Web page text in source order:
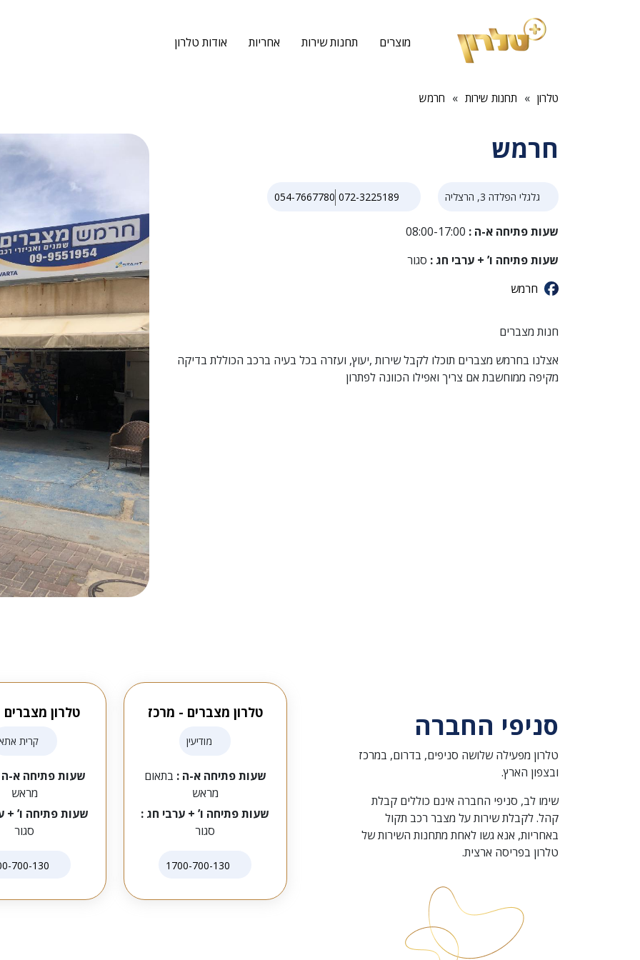
מוצרים תחנות שירות אחריות אודות טלרון
טלרון » תחנות שירות » חרמש
חרמש
גלגלי הפלדה 3, הרצליה 072-3225189
054-7667780
שעות פתיחה א-ה : 08:00-17:00
שעות פתיחה ו’ + ערבי חג : סגור
חרמש
חנות מצברים
אצלנו בחרמש מצברים תוכלו לקבל שירות ,יעוץ, ועזרה בכל בעיה ברכב הכוללת בדיקה
מקיפה ממוחשבת אם צריך ואפילו הכוונה לפתרון
סניפי החברה
טלרון מפעילה שלושה סניפים, בדרום, במרכז
ובצפון הארץ.
שימו לב, סניפי החברה אינם כוללים קבלת
קהל. לקבלת שירות על מצבר רכב תקול
באחריות, אנא גשו לאחת מתחנות השירות של
טלרון בפריסה ארצית.
טלרון מצברים - מרכז
מודיעין
שעות פתיחה א-ה : בתאום
מראש
שעות פתיחה ו’ + ערבי חג :
סגור
1700-700-130
טלרון מצברים
קרית
שעות פתיחה א-
מראש
שעות פתיחה ו’ +
סגור
700-130